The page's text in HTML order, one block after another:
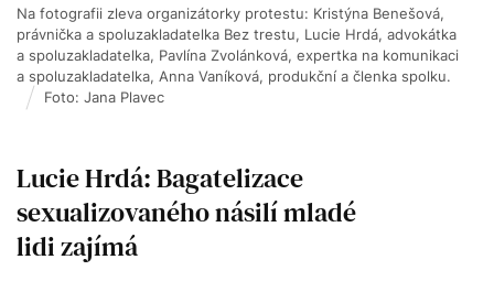
Na fotografii zleva organizátorky protestu: Kristýna Benešová,
právnička a spoluzakladatelka Bez trestu, Lucie Hrdá, advokátka
a spoluzakladatelka, Pavlína Zvolánková, expertka na komunikaci
a spoluzakladatelka, Anna Vaníková, produkční a členka spolku.
Foto: Jana Plavec
Lucie Hrdá: Bagatelizace
sexualizovaného násilí mladé
lidi zajímá